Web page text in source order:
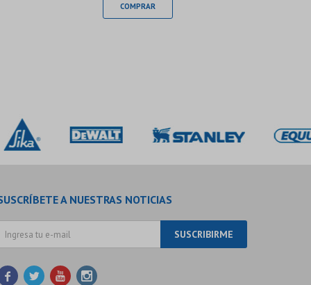
A NUESTRAS NOTICIAS
SUSCRIBIRME
   